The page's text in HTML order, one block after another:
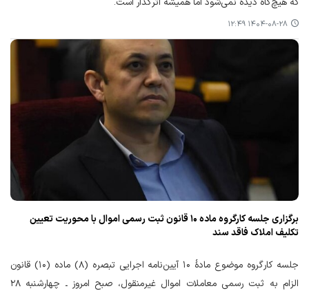
۱۴۰۴-۰۸-۲۸ ۱۲:۴۹
برگزاری جلسه کارگروه ماده ۱۰ قانون ثبت رسمی اموال با محوریت تعیین
تکلیف املاک فاقد سند
جلسه کارگروه موضوع مادهٔ ۱۰ آیین‌نامه اجرایی تبصره (۸) ماده (۱۰) قانون
الزام به ثبت رسمی معاملات اموال غیرمنقول، صبح امروز ـ چهارشنبه ۲۸